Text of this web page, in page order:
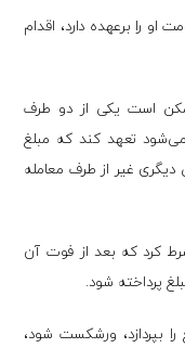
را برعهده دارد، اقدام
صلح ممکن است یکی از دو طرف
تعهد کند که مبلغ
غیر از طرف معامله
کرد که بعد از فوت آن
پرداخته شود.
بپردازد، ورشکست شود،